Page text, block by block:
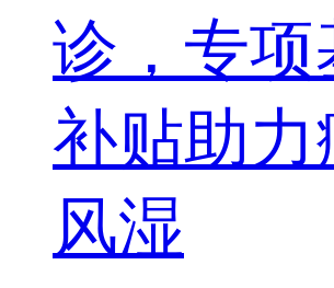
诊，专项
补贴助力
风湿